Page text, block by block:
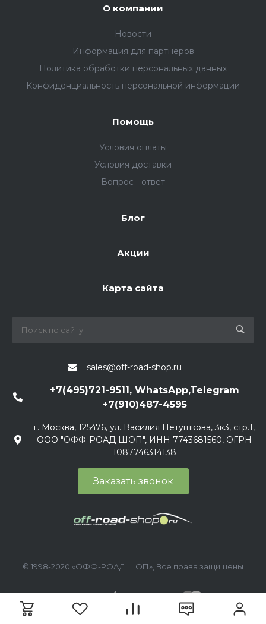
О компании
Новости
Информация для партнеров
Политика обработки персональных данных
Конфиденциальность персональной информации
Помощь
Условия оплаты
Условия доставки
Вопрос - ответ
Блог
Акции
Карта сайта
sales@off-road-shop.ru
+7(495)721-9511, WhatsApp,Telegram
+7(910)487-4595
г. Москва, 125476, ул. Василия Петушкова, 3к3, стр.1,
ООО "ОФФ-РОАД ШОП", ИНН 7743681560, ОГРН
1087746314138
Заказать звонок
© 1998-2020 «ОФФ-РОАД ШОП», Все права защищены